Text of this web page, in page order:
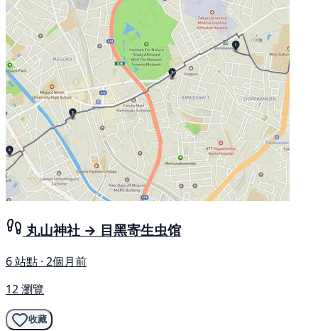
丸山神社 → 目黑寄生虫馆
6 站點 · 2個月前
12 瀏覽
收藏